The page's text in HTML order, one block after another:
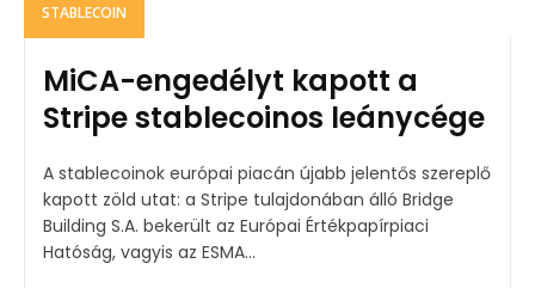
STABLECOIN
MiCA-engedélyt kapott a
Stripe stablecoinos leánycége
A stablecoinok európai piacán újabb jelentős szereplő
kapott zöld utat: a Stripe tulajdonában álló Bridge
Building S.A. bekerült az Európai Értékpapírpiaci
Hatóság, vagyis az ESMA...